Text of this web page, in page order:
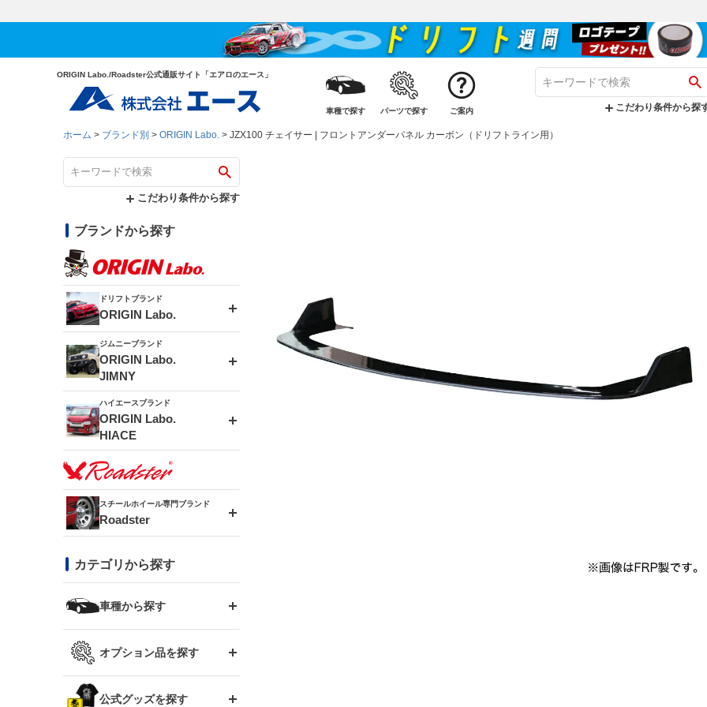
ORIGIN Labo./Roadster公式通販サイト「エアロのエース」
車種で探す パーツで探す ご案内 こだわり条件から探
ホーム ブランド別 ORIGIN Labo. JZX100 チェイサー | フロントアンダーパネル カーボン（ドリフトライン用）
こだわり条件から探す
ブランドから探す
ドリフトブランド
ORIGIN Labo.
エアロシリーズ
ドリフトライン
風神(180SX)
雷神(S15)
龍神(チェイサー)
レーシングライン
アタックライン
ストリームライン
フロントフェンダー
リアフェンダー
ブラッシュフェンダー
コンバットアイ
GTウイング
リアウイング
ルーフウイング
ジムニーブランド
ORIGIN Labo.
JIMNY
アルミホイール
MUD-ZEUS
アルミホイール
MUD-SR7
MUD-S7
ボンネット
フェンダー
サイドパーツ
ハイエースブランド
ORIGIN Labo.
HIACE
エアロシリーズ
LUX MODEL SP
LUX MODEL
RUGGER MODEL
GROUND MODEL
オーバーフェンダー
リアウイング
スムージングバンパー
ワイパーガード
スチールホイール専門ブランド
Roadster
DAYTONA-RS
DAYTONA-RS NEO
まつど家 鉄漢
カテゴリから探す
車種から探す
トヨタ
スズキ
オプション品を探す
GTウイング用ラダー
公式グッズを探す